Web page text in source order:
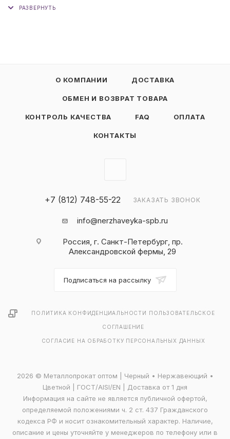
О КОМПАНИИ ДОСТАВКА
ОБМЕН И ВОЗВРАТ ТОВАРА
КОНТРОЛЬ КАЧЕСТВА FAQ ОПЛАТА
КОНТАКТЫ
+7 (812) 748-55-22 ЗАКАЗАТЬ ЗВОНОК
info@nerzhaveyka-spb.ru
Россия, г. Санкт-Петербург, пр.
Александровской фермы, 29
Подписаться на рассылку
ПОЛИТИКА КОНФИДЕНЦИАЛЬНОСТИ ПОЛЬЗОВАТЕЛЬСКОЕ
СОГЛАШЕНИЕ
СОГЛАСИЕ НА ОБРАБОТКУ ПЕРСОНАЛЬНЫХ ДАННЫХ
2026 © Металлопрокат оптом | Черный • Нержавеющий •
Цветной | ГОСТ/AISI/EN | Доставка от 1 дня
Информация на сайте не является публичной офертой,
определяемой положениями ч. 2 ст. 437 Гражданского
кодекса РФ и носит ознакомительный характер. Наличие,
описание и цены уточняйте у менеджеров по телефону или в